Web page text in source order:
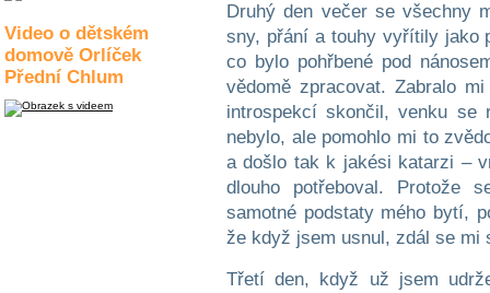
Video o dětském
domově Orlíček
Přední Chlum
Druhý den večer se všechny
sny, přání a touhy vyřítily jako
co bylo pohřbené pod
vědomě zpracovat. Zabralo
introspekcí skončil, venku se
nebylo, ale pomohlo mi to
a došlo tak k jakési katarzi –
dlouho potřeboval. Protože
samotné podstaty mého bytí,
že když jsem usnul, zdál se mi
Třetí den, když už jsem